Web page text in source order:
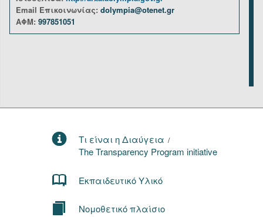
Email Επικοινωνίας: dolympia@otenet.gr
ΑΦΜ: 997851051
Τι είναι η Διαύγεια /
The Transparency Program initiative
Εκπαιδευτικό Υλικό
Νομοθετικό πλαίσιο